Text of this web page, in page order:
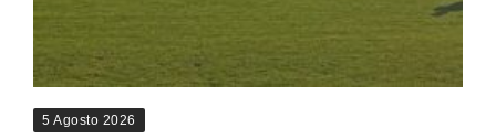
5 Agosto 2026